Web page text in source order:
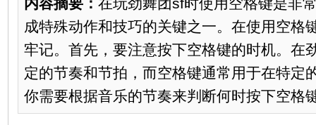
成特殊动作和技巧的关键之一。在使用空格
牢记。首先，要注意按下空格键的时机。在
定的节奏和节拍，而空格键通常用于在特定
你需要根据音乐的节奏来判断何时按下空格